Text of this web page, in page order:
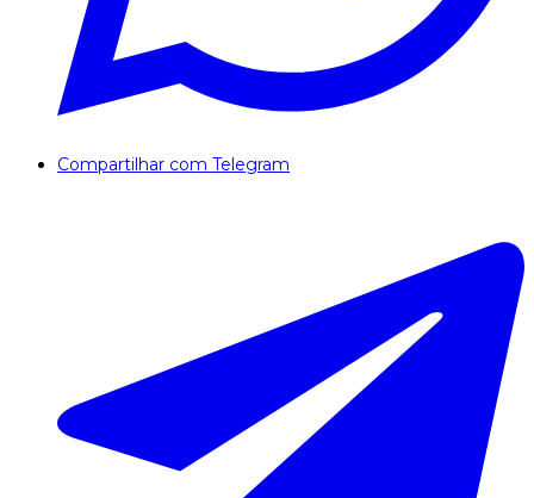
Compartilhar com Telegram